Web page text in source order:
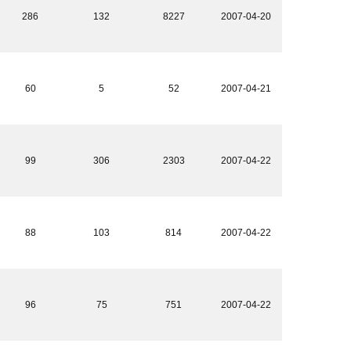
286 132 8227 2007-04-20
60 5 52 2007-04-21
99 306 2303 2007-04-22
88 103 814 2007-04-22
96 75 751 2007-04-22